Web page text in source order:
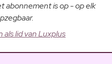
abonnement is op - op elk
als lid van Luxplus